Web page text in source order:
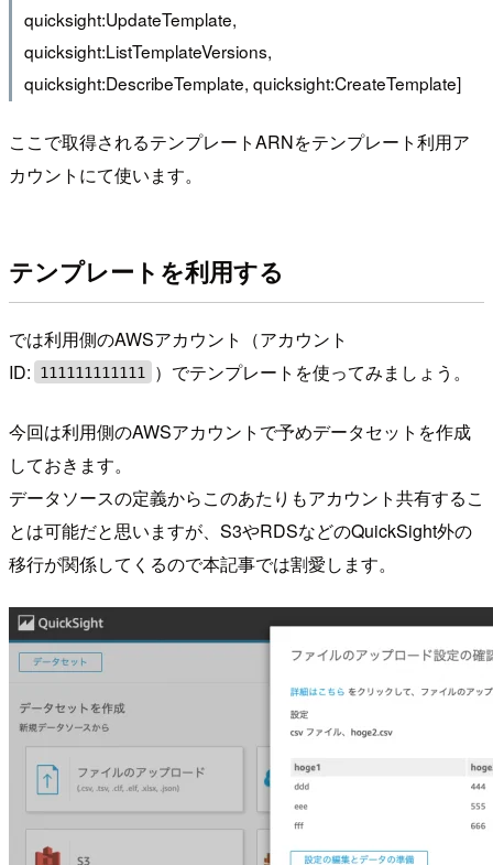
quicksight:UpdateTemplate,
quicksight:ListTemplateVersions,
quicksight:DescribeTemplate, quicksight:CreateTemplate]
ここで取得されるテンプレートARNをテンプレート利用ア
カウントにて使います。
テンプレートを利用する
では利用側のAWSアカウント（アカウント
ID:
111111111111 ）でテンプレートを使ってみましょう。
今回は利用側のAWSアカウントで予めデータセットを作成
しておきます。
データソースの定義からこのあたりもアカウント共有するこ
とは可能だと思いますが、S3やRDSなどのQuickSight外の
移行が関係してくるので本記事では割愛します。